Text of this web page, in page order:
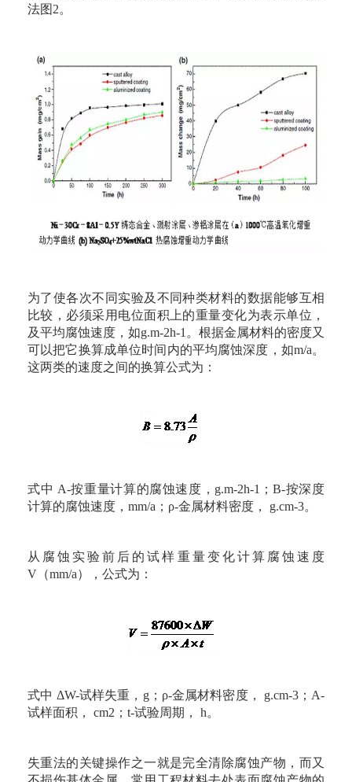
法图2。
为了使各次不同实验及不同种类材料的数据能够互相
比较，必须采用电位面积上的重量变化为表示单位，
及平均腐蚀速度，如g.m-2h-1。根据金属材料的密度又
可以把它换算成单位时间内的平均腐蚀深度，如m/a。
这两类的速度之间的换算公式为：
式中 A-按重量计算的腐蚀速度，g.m-2h-1；B-按深度
计算的腐蚀速度，mm/a；ρ-金属材料密度， g.cm-3。
从腐蚀实验前后的试样重量变化计算腐蚀速度
V（mm/a），公式为：
式中 ΔW-试样失重，g；ρ-金属材料密度， g.cm-3；A-
试样面积， cm2；t-试验周期， h。
失重法的关键操作之一就是完全清除腐蚀产物，而又